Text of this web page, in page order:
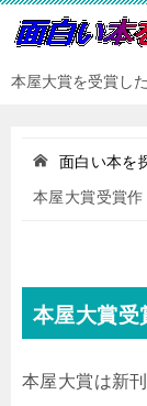
本屋大賞を受賞し
面白い本を
本屋大賞受賞作
本屋大賞受
本屋大賞は新